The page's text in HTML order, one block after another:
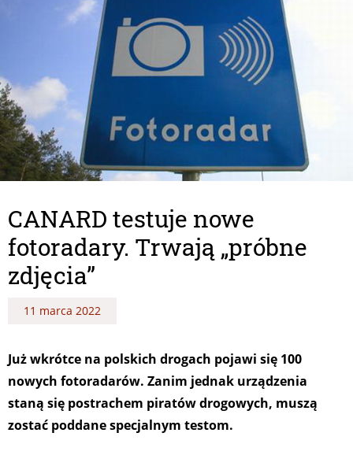
CANARD testuje nowe
fotoradary. Trwają „próbne
zdjęcia”
11 marca 2022
Już wkrótce na polskich drogach pojawi się 100
nowych fotoradarów. Zanim jednak urządzenia
staną się postrachem piratów drogowych, muszą
zostać poddane specjalnym testom.